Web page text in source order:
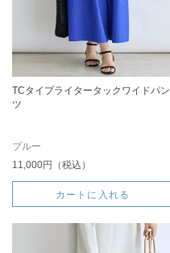
TCタイプライタータックワイドパン
ツ
ブルー
11,000円（税込）
カートに入れる